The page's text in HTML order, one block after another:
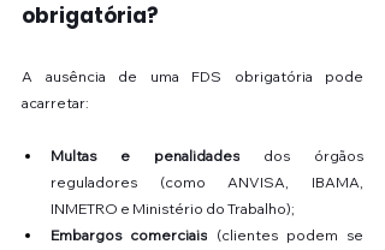
obrigatória?
A ausência de uma FDS obrigatória pode
acarretar:
Multas e penalidades dos órgãos
reguladores (como ANVISA, IBAMA,
INMETRO e Ministério do Trabalho);
Embargos comerciais (clientes podem se